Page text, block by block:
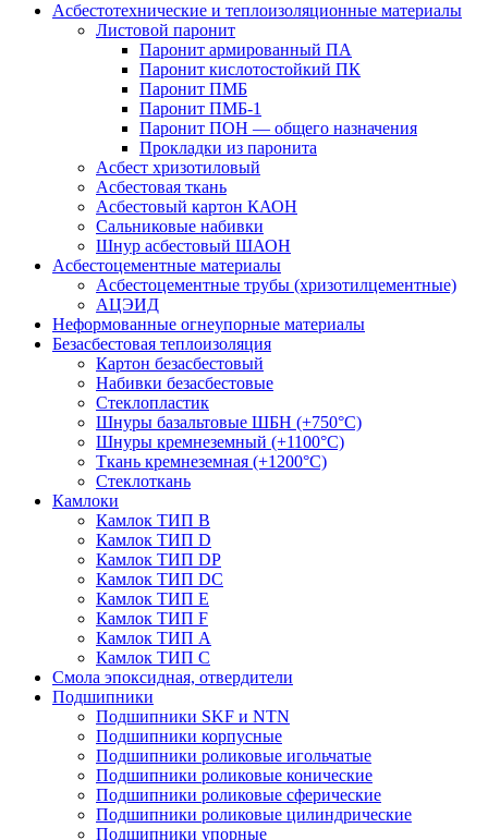
Асбестотехнические и теплоизоляционные материалы
Листовой паронит
Паронит армированный ПА
Паронит кислотостойкий ПК
Паронит ПМБ
Паронит ПМБ-1
Паронит ПОН — общего назначения
Прокладки из паронита
Асбест хризотиловый
Асбестовая ткань
Асбестовый картон КАОН
Сальниковые набивки
Шнур асбестовый ШАОН
Асбестоцементные материалы
Асбестоцементные трубы (хризотилцементные)
АЦЭИД
Неформованные огнеупорные материалы
Безасбестовая теплоизоляция
Картон безасбестовый
Набивки безасбестовые
Стеклопластик
Шнуры базальтовые ШБН (+750°С)
Шнуры кремнеземный (+1100°С)
Ткань кремнеземная (+1200°С)
Стеклоткань
Камлоки
Камлок ТИП B
Камлок ТИП D
Камлок ТИП DP
Камлок ТИП DС
Камлок ТИП E
Камлок ТИП F
Камлок ТИП А
Камлок ТИП С
Смола эпоксидная, отвердители
Подшипники
Подшипники SKF и NTN
Подшипники корпусные
Подшипники роликовые игольчатые
Подшипники роликовые конические
Подшипники роликовые сферические
Подшипники роликовые цилиндрические
Подшипники упорные